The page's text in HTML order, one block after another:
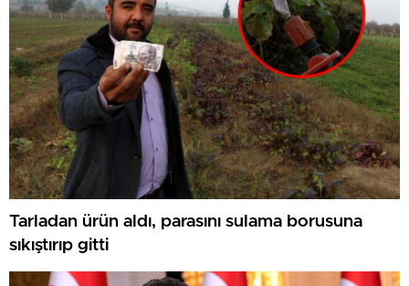
Tarladan ürün aldı, parasını sulama borusuna
sıkıştırıp gitti